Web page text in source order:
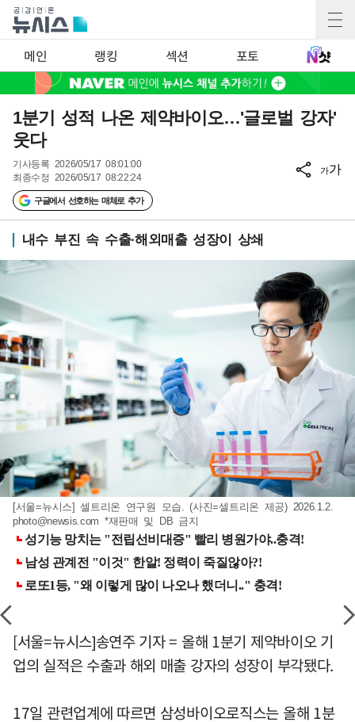
메인 랭킹 섹션 포토
1분기 성적 나온 제약바이오…'글로벌 강자'
웃다
기사등록 2026/05/17 08:01:00
최종수정 2026/05/17 08:22:24
구글에서 선호하는 매체로 추가
가가
내수 부진 속 수출·해외매출 성장이 상쇄
[서울=뉴시스] 셀트리온 연구원 모습. (사진=셀트리온 제공) 2026.1.2.
photo@newsis.com *재판매 및 DB 금지
[서울=뉴시스]송연주 기자 = 올해 1분기 제약바이오 기
업의 실적은 수출과 해외 매출 강자의 성장이 부각됐다.
17일 관련업계에 따르면 삼성바이오로직스는 올해 1분